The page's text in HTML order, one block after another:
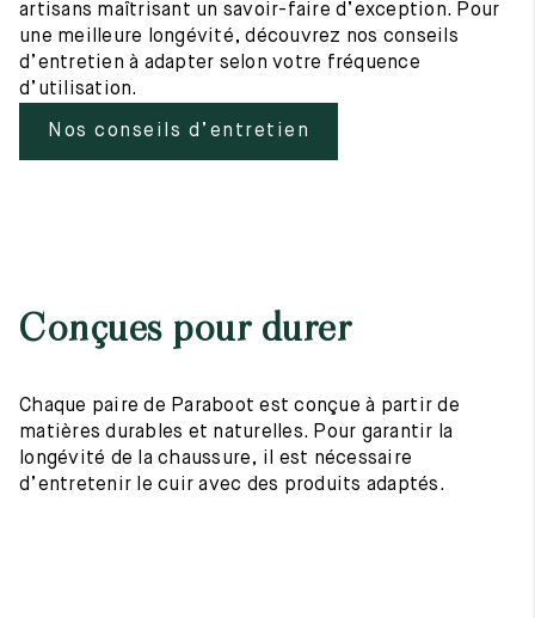
artisans maîtrisant un savoir-faire d’exception. Pour
une meilleure longévité, découvrez nos conseils
d’entretien à adapter selon votre fréquence
d’utilisation.
Nos conseils d’entretien
Conçues pour durer
Chaque paire de Paraboot est conçue à partir de
matières durables et naturelles. Pour garantir la
longévité de la chaussure, il est nécessaire
d’entretenir le cuir avec des produits adaptés.